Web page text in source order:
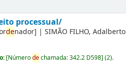
processual/
denador] |SIMÃO FILHO, Adalberto
[Númerodechamada:342.2 D598](2).